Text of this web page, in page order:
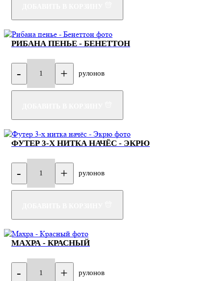
РИБАНА ПЕНЬЕ - БЕНЕТТОН
- 1 + рулонов
ФУТЕР 3-Х НИТКА НАЧЁС - ЭКРЮ
- 1 + рулонов
МАХРА - КРАСНЫЙ
- 1 + рулонов